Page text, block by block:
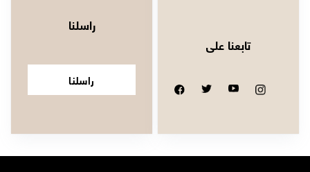
راسلنا
راسلنا
تابعنا على